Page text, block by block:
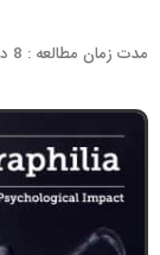
مدت زمان مطالعه : 8 دقیقه , تاریخ انتشار : 1396/06/22